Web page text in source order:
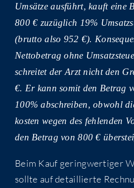
Umsät­ze aus­führt, kauft eine
800 € zuzüg­lich 19%
(brut­to also 952 €).
Net­to­be­trag ohne
schrei­tet der Arzt nicht den
€. Er kann somit den Betrag
100% abschrei­ben, obwohl
kos­ten wegen des feh­len­den
den Betrag von 800 €
Beim Kauf gering­wer­ti­ger
soll­te auf detail­lier­te